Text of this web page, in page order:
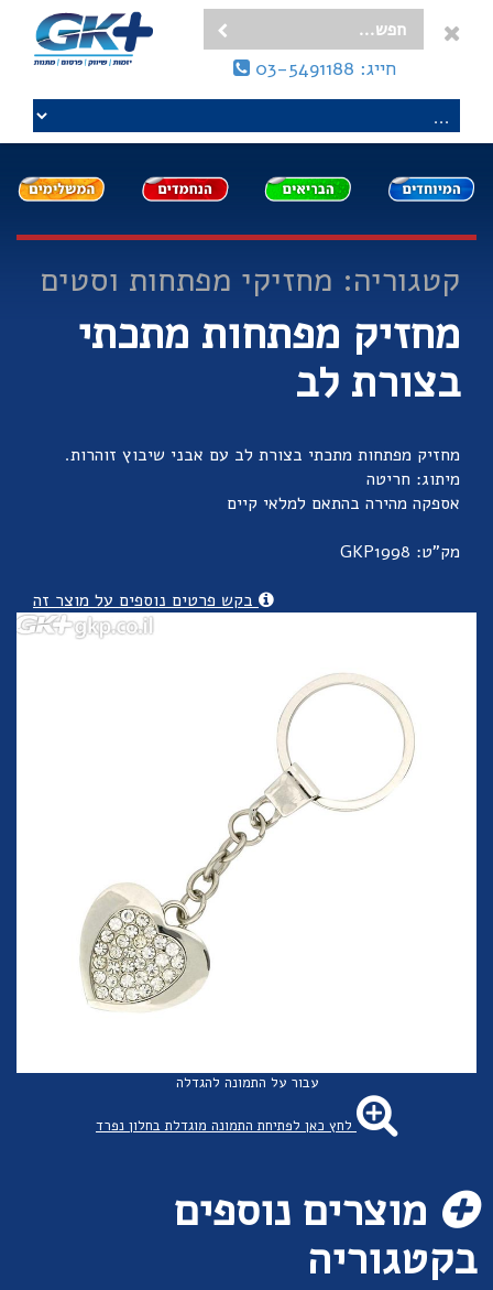
חייג: 03-5491188
קטגוריה: מחזיקי מפתחות וסטים
מחזיק מפתחות מתכתי
בצורת לב
מחזיק מפתחות מתכתי בצורת לב עם אבני שיבוץ זוהרות.
מיתוג: חריטה
אספקה מהירה בהתאם למלאי קיים
מק"ט: GKP1998
בקש פרטים נוספים על מוצר זה
עבור על התמונה להגדלה
לחץ כאן לפתיחת התמונה מוגדלת בחלון נפרד
מוצרים נוספים
בקטגוריה